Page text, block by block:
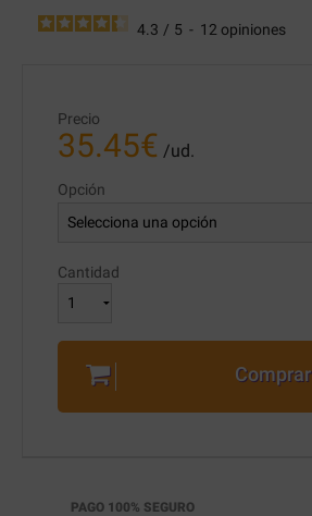
4.3 / 5 - 12 opiniones
Precio
35.45€ /ud.
Opción
Cantidad
Comprar
PAGO 100% SEGURO